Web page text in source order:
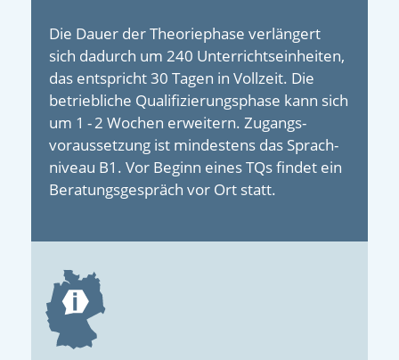
Die Dauer der Theoriephase verlängert
sich dadurch um 240 Unterrichts­einheiten,
das entspricht 30 Tagen in Vollzeit. Die
betrieb­liche Quali­fizierungs­­phase kann sich
um 1 - 2 Wochen erweitern. Zugangs­
voraussetzung ist mindes­tens das Sprach­
niveau B1. Vor Beginn eines TQs findet ein
Beratungs­gespräch vor Ort statt.